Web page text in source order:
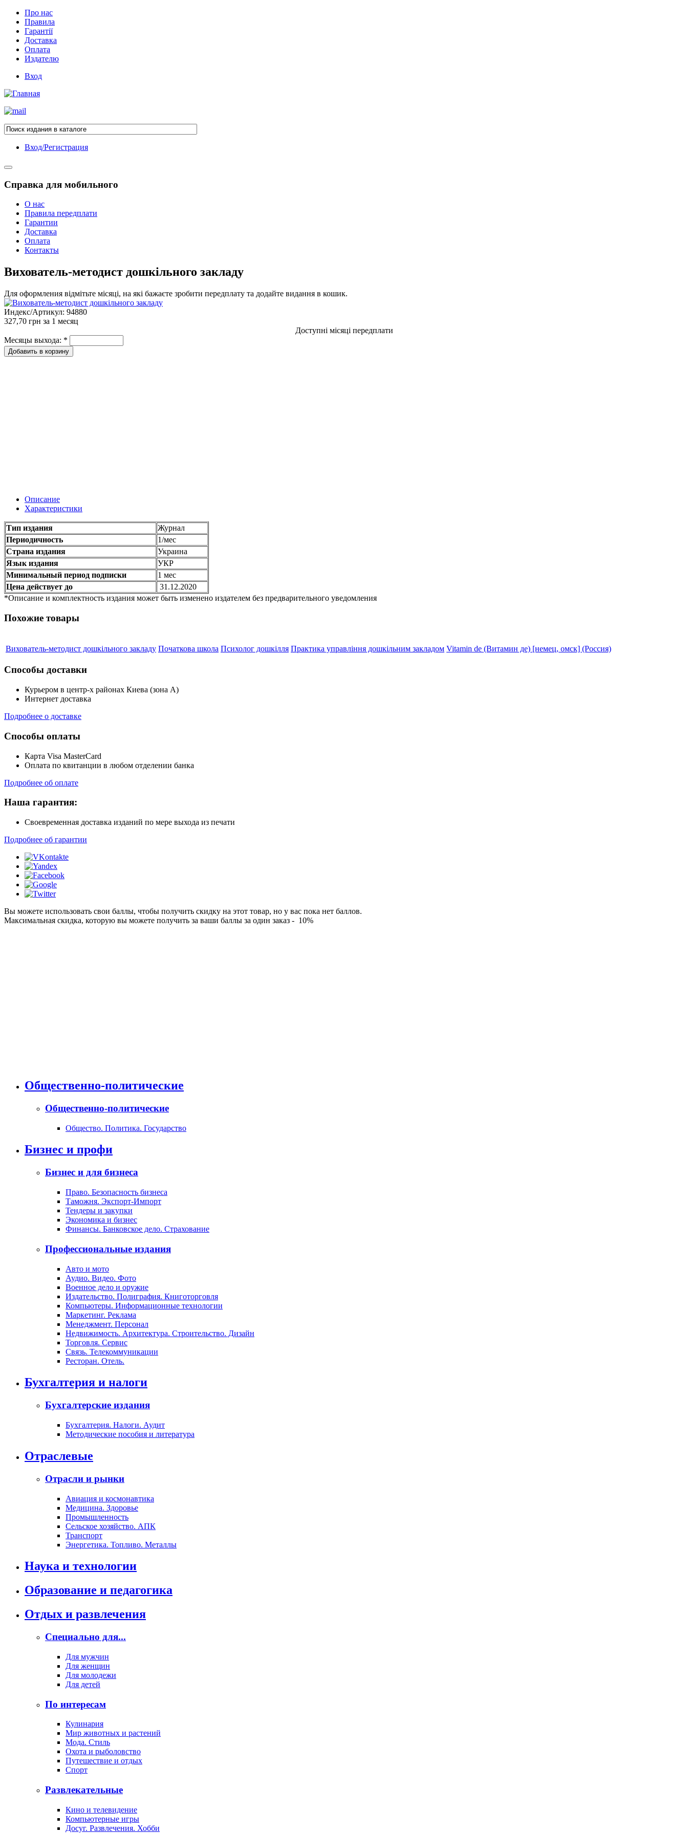
Про нас
Правила
Гарантії
Доставка
Оплата
Издателю
Вход
Вход/Регистрация
Справка для мобильного
О нас
Правила передплати
Гарантии
Доставка
Оплата
Контакты
Вихователь-методист дошкільного закладу
Для оформления відмітьте місяці, на які бажаєте зробити передплату та додайте видання в кошик.
Индекс/Артикул: 94880
327,70 грн за 1 месяц
Доступні місяці передплати
Месяцы выхода: *
Описание
Характеристики
Тип издания
Журнал
Периодичность
1/мес
Страна издания
Украина
Язык издания
УКР
Минимальный период подписки
1 мес
Цена действует до
31.12.2020
*Описание и комплектность издания может быть изменено издателем без предварительного уведомления
Похожие товары
Вихователь-методист дошкільного закладу Початкова школа Психолог дошкілля Практика управління дошкільним закладом Vitamin de (Витамин де) [немец, омск] (Россия)
Способы доставки
Курьером в центр-х районах Киева (зона А)
Интернет доставка
Подробнее о доставке
Способы оплаты
Карта Visa MasterCard
Оплата по квитанции в любом отделении банка
Подробнее об оплате
Наша гарантия:
Своевременная доставка изданий по мере выхода из печати
Подробнее об гарантии
Вы можете использовать свои баллы, чтобы получить скидку на этот товар, но у вас пока нет баллов.
Максимальная скидка, которую вы можете получить за ваши баллы за один заказ - 10%
Общественно-политические
Общественно-политические
Общество. Политика. Государство
Бизнес и профи
Бизнес и для бизнеса
Право. Безопасность бизнеса
Таможня. Экспорт-Импорт
Тендеры и закупки
Экономика и бизнес
Финансы. Банковское дело. Страхование
Профессиональные издания
Авто и мото
Аудио. Видео. Фото
Военное дело и оружие
Издательство. Полиграфия. Книготорговля
Компьютеры. Информационные технологии
Маркетинг. Реклама
Менеджмент. Персонал
Недвижимость. Архитектура. Строительство. Дизайн
Торговля. Сервис
Связь. Телекоммуникации
Ресторан. Отель.
Бухгалтерия и налоги
Бухгалтерские издания
Бухгалтерия. Налоги. Аудит
Методические пособия и литература
Отраслевые
Отрасли и рынки
Авиация и космонавтика
Медицина. Здоровье
Промышленность
Сельское хозяйство. АПК
Транспорт
Энергетика. Топливо. Металлы
Наука и технологии
Образование и педагогика
Отдых и развлечения
Специально для...
Для мужчин
Для женщин
Для молодежи
Для детей
По интересам
Кулинария
Мир животных и растений
Мода. Стиль
Охота и рыболовство
Путешествие и отдых
Спорт
Развлекательные
Кино и телевидение
Компьютерные игры
Досуг. Развлечения. Хобби